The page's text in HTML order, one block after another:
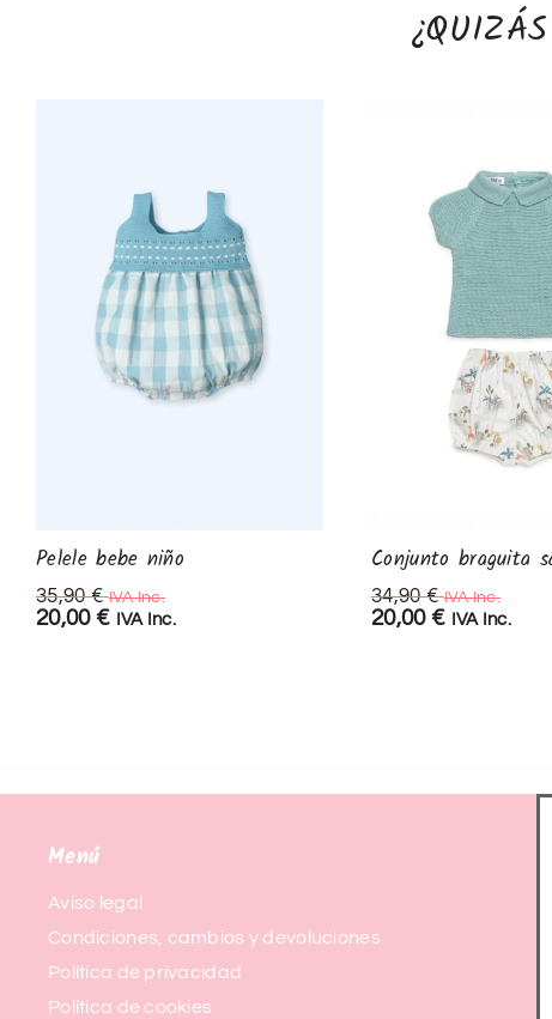
Pelele bebe niño
35,90€ IVA Inc.
20,00 € IVA Inc.
Conjunto braguita
34,90€ IVA Inc.
20,00 € IVA Inc.
Menú
Aviso legal
Condiciones, cambios y devoluciones
Política de privacidad
Política de cookies